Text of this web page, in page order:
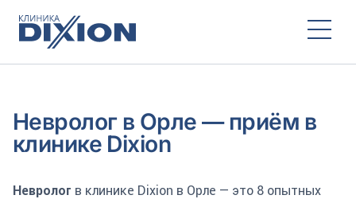
Невролог в Орле — приём в
клинике Dixion
Невролог в клинике Dixion в Орле — это 8 опытных